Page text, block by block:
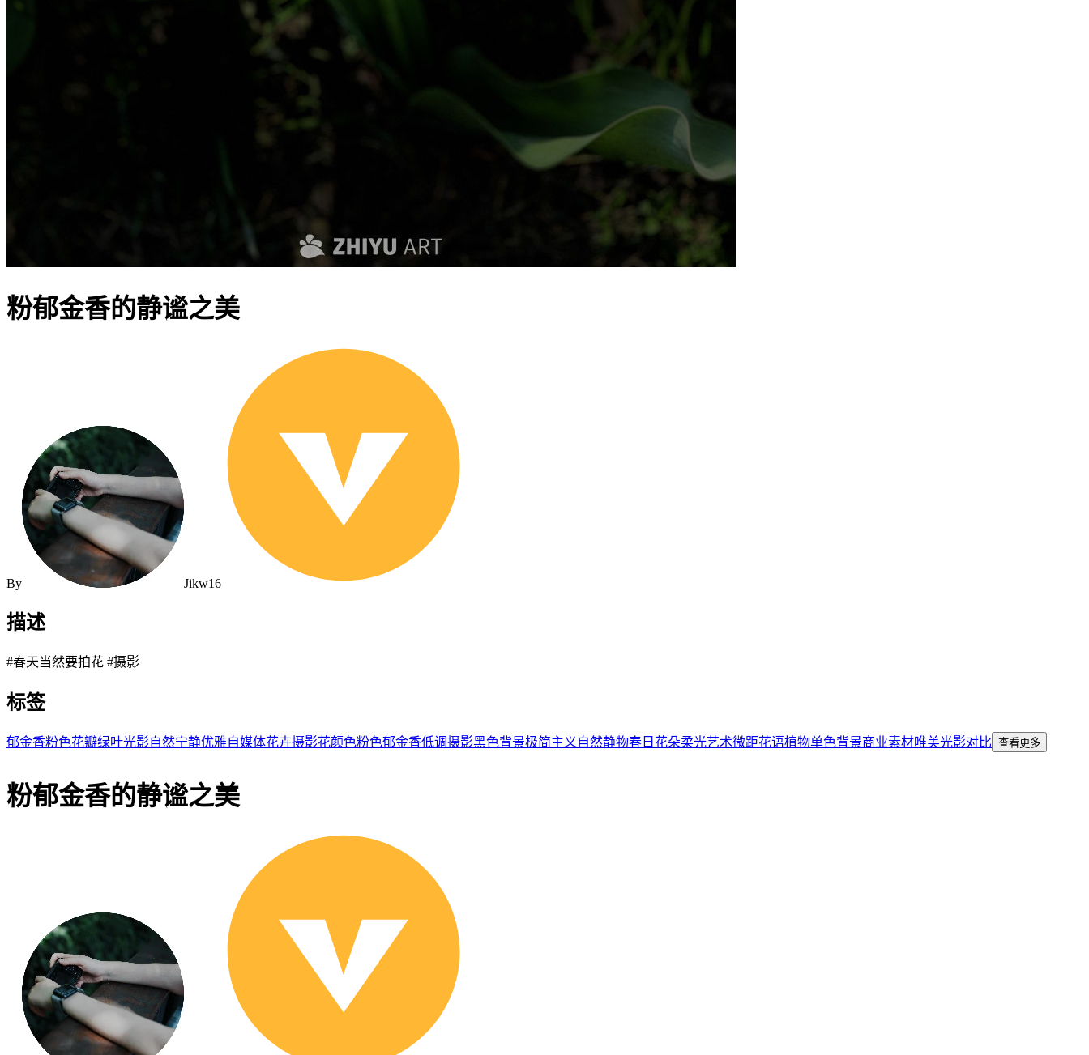
粉郁金香的静谧之美
By Jikw16
描述
#春天当然要拍花 #摄影
标签
郁金香粉色花瓣绿叶光影自然宁静优雅自媒体花卉摄影花颜色粉色郁金香低调摄影黑色背景极简主义 自然静物春日花朵柔光艺术微距花语植物单色背景商业素材唯美光影对比 查看更多
粉郁金香的静谧之美